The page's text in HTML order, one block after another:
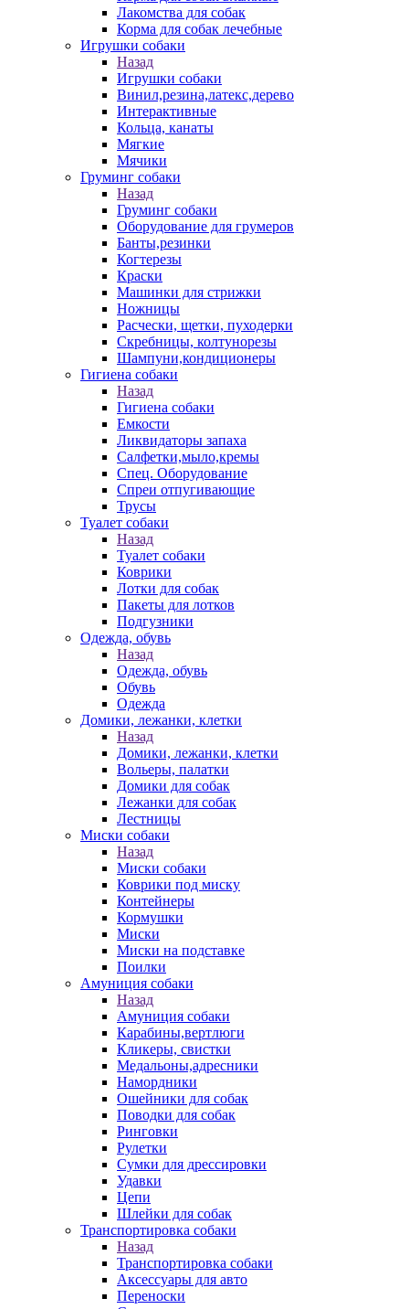
Лакомства для собак
Корма для собак лечебные
Игрушки собаки
Назад
Игрушки собаки
Винил,резина,латекс,дерево
Интерактивные
Кольца, канаты
Мягкие
Мячики
Груминг собаки
Назад
Груминг собаки
Оборудование для грумеров
Банты,резинки
Когтерезы
Краски
Машинки для стрижки
Ножницы
Расчески, щетки, пуходерки
Скребницы, колтунорезы
Шампуни,кондиционеры
Гигиена собаки
Назад
Гигиена собаки
Емкости
Ликвидаторы запаха
Салфетки,мыло,кремы
Спец. Оборудование
Спреи отпугивающие
Трусы
Туалет собаки
Назад
Туалет собаки
Коврики
Лотки для собак
Пакеты для лотков
Подгузники
Одежда, обувь
Назад
Одежда, обувь
Обувь
Одежда
Домики, лежанки, клетки
Назад
Домики, лежанки, клетки
Вольеры, палатки
Домики для собак
Лежанки для собак
Лестницы
Миски собаки
Назад
Миски собаки
Коврики под миску
Контейнеры
Кормушки
Миски
Миски на подставке
Поилки
Амуниция собаки
Назад
Амуниция собаки
Карабины,вертлюги
Кликеры, свистки
Медальоны,адресники
Намордники
Ошейники для собак
Поводки для собак
Ринговки
Рулетки
Сумки для дрессировки
Удавки
Цепи
Шлейки для собак
Транспортировка собаки
Назад
Транспортировка собаки
Аксессуары для авто
Переноски